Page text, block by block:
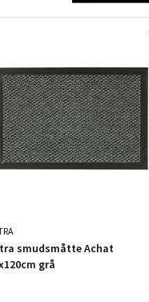
smudsmåtte Achat
grå